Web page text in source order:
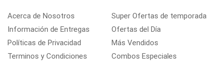
Acerca de Nosotros
Información de Entregas
Políticas de Privacidad
Terminos y Condiciones
Super Ofertas de temporada
Ofertas del Día
Más Vendidos
Combos Especiales